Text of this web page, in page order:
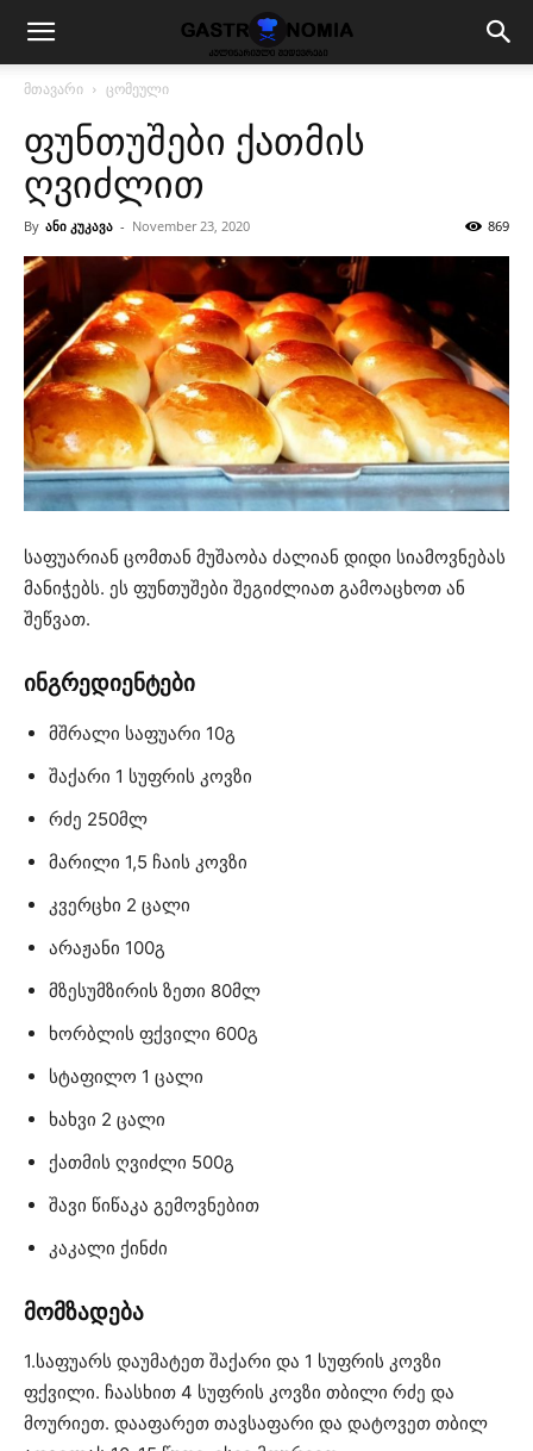
მთავარი ცომეული
ფუნთუშები ქათმის
ღვიძლით
By ანი კუკავა - November 23, 2020 869
საფუარიან ცომთან მუშაობა ძალიან დიდი სიამოვნებას
მანიჭებს. ეს ფუნთუშები შეგიძლიათ გამოაცხოთ ან
შეწვათ.
ინგრედიენტები
მშრალი საფუარი 10გ
შაქარი 1 სუფრის კოვზი
რძე 250მლ
მარილი 1,5 ჩაის კოვზი
კვერცხი 2 ცალი
არაჟანი 100გ
მზესუმზირის ზეთი 80მლ
ხორბლის ფქვილი 600გ
სტაფილო 1 ცალი
ხახვი 2 ცალი
ქათმის ღვიძლი 500გ
შავი წიწაკა გემოვნებით
კაკალი ქინძი
მომზადება
1.საფუარს დაუმატეთ შაქარი და 1 სუფრის კოვზი
ფქვილი. ჩაასხით 4 სუფრის კოვზი თბილი რძე და
მოურიეთ. დააფარეთ თავსაფარი და დატოვეთ თბილ